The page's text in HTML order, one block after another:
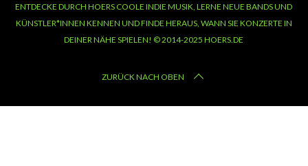
ENTDECKE DURCH HOERS COOLE INDIE MUSIK, LERNE NEUE BANDS UND
KÜNSTLER*INNEN KENNEN UND FINDE HERAUS, WANN SIE KONZERTE IN
DEINER NÄHE SPIELEN! © 2014-2025 HOERS.DE
ZURÜCK NACH OBEN